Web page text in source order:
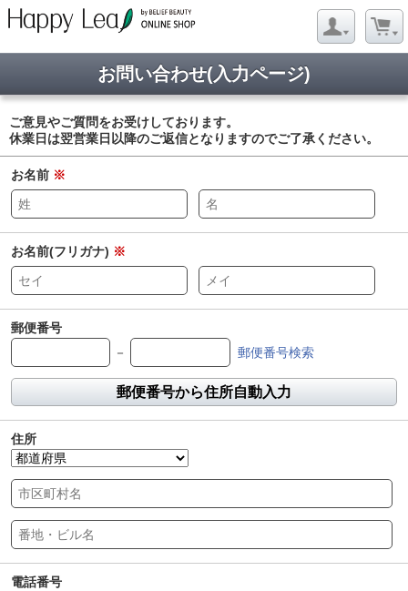
お問い合わせ(入力ページ)
ご意見やご質問をお受けしております。
休業日は翌営業日以降のご返信となりますのでご了承ください。
お名前 ※
お名前(フリガナ) ※
郵便番号
－
郵便番号検索
郵便番号から住所自動入力
住所
電話番号